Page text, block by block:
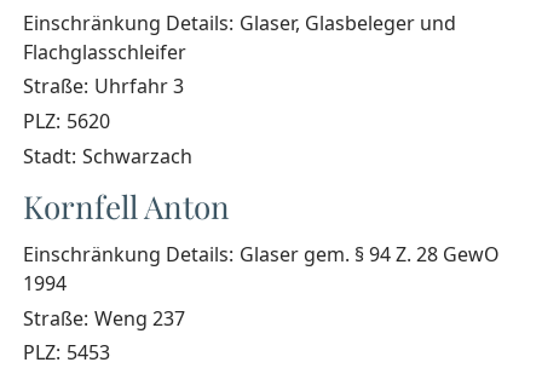
Einschränkung Details: Glaser, Glasbeleger und
Flachglasschleifer
Straße: Uhrfahr 3
PLZ: 5620
Stadt: Schwarzach
Kornfell Anton
Einschränkung Details: Glaser gem. § 94 Z. 28 GewO
1994
Straße: Weng 237
PLZ: 5453